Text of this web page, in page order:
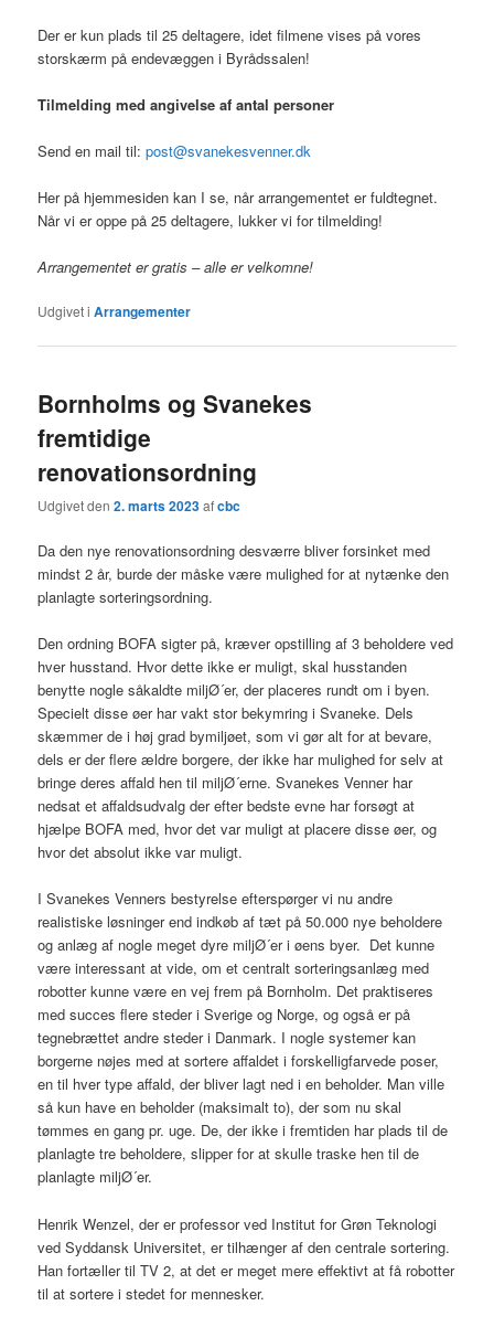
Der er kun plads til 25 deltagere, idet filmene vises på vores
storskærm på endevæggen i Byrådssalen!
Tilmelding med angivelse af antal personer
Send en mail til:post@svanekesvenner.dk
Her på hjemmesiden kan I se, når arrangementet er fuldtegnet.
Når vi er oppe på 25 deltagere, lukker vi for tilmelding!
Arrangementet er gratis – alle er velkomne!
Udgivet i Arrangementer
Bornholms og Svanekes
fremtidige
renovationsordning
Udgivet den2. marts 2023afcbc
Da den nye renovationsordning desværre bliver forsinket med
mindst 2 år, burde der måske være mulighed for at nytænke den
planlagte sorteringsordning.
Den ordning BOFA sigter på, kræver opstilling af 3 beholdere ved
hver husstand. Hvor dette ikke er muligt, skal husstanden
benytte nogle såkaldte miljØ´er, der placeres rundt om i byen.
Specielt disse øer har vakt stor bekymring i Svaneke. Dels
skæmmer de i høj grad bymiljøet, som vi gør alt for at bevare,
dels er der flere ældre borgere, der ikke har mulighed for selv at
bringe deres affald hen til miljØ´erne. Svanekes Venner har
nedsat et affaldsudvalg der efter bedste evne har forsøgt at
hjælpe BOFA med, hvor det var muligt at placere disse øer, og
hvor det absolut ikke var muligt.
I Svanekes Venners bestyrelse efterspørger vi nu andre
realistiske løsninger end indkøb af tæt på 50.000 nye beholdere
og anlæg af nogle meget dyre miljØ´er i øens byer. Det kunne
være interessant at vide, om et centralt sorteringsanlæg med
robotter kunne være en vej frem på Bornholm. Det praktiseres
med succes flere steder i Sverige og Norge, og også er på
tegnebrættet andre steder i Danmark. I nogle systemer kan
borgerne nøjes med at sortere affaldet i forskelligfarvede poser,
en til hver type affald, der bliver lagt ned i en beholder. Man ville
så kun have en beholder (maksimalt to), der som nu skal
tømmes en gang pr. uge. De, der ikke i fremtiden har plads til de
planlagte tre beholdere, slipper for at skulle traske hen til de
planlagte miljØ´er.
Henrik Wenzel, der er professor ved Institut for Grøn Teknologi
ved Syddansk Universitet, er tilhænger af den centrale sortering.
Han fortæller til TV 2, at det er meget mere effektivt at få robotter
til at sortere i stedet for mennesker.